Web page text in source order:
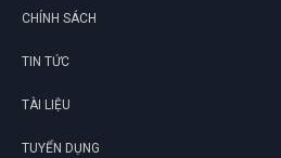
CHÍNH SÁCH
TIN TỨC
TÀI LIỆU
TUYỂN DỤNG